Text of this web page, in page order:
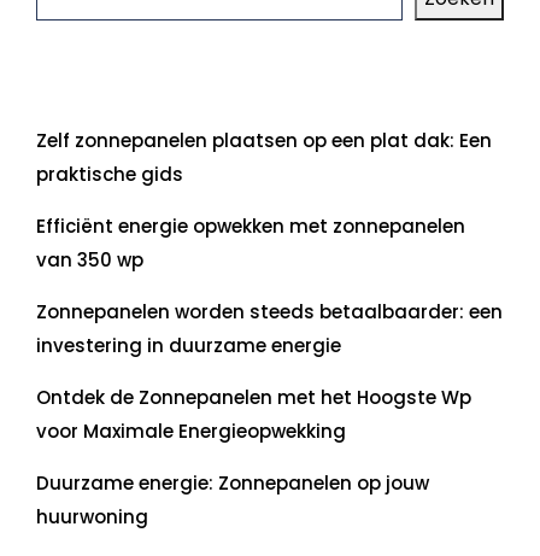
Zelf zonnepanelen plaatsen op een plat dak: Een
praktische gids
Efficiënt energie opwekken met zonnepanelen
van 350 wp
Zonnepanelen worden steeds betaalbaarder: een
investering in duurzame energie
Ontdek de Zonnepanelen met het Hoogste Wp
voor Maximale Energieopwekking
Duurzame energie: Zonnepanelen op jouw
huurwoning